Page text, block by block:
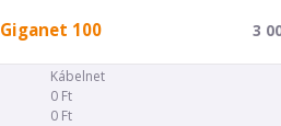
Giganet 100 3
Kábelnet
0 Ft
0 Ft